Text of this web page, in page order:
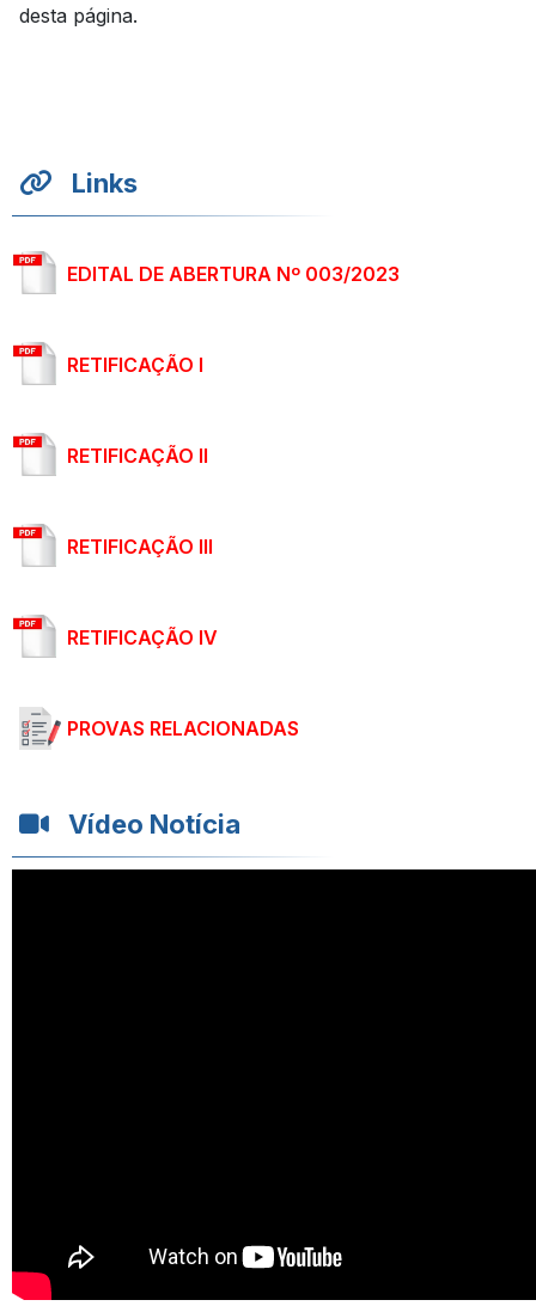
desta página.
Links
EDITAL DE ABERTURA Nº 003/2023
RETIFICAÇÃO I
RETIFICAÇÃO II
RETIFICAÇÃO III
RETIFICAÇÃO IV
PROVAS RELACIONADAS
Vídeo Notícia